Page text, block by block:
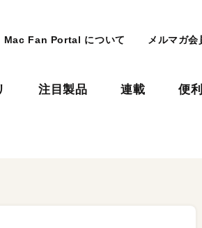
Mac Fan Portal について メルマガ会
注目製品 連載 便